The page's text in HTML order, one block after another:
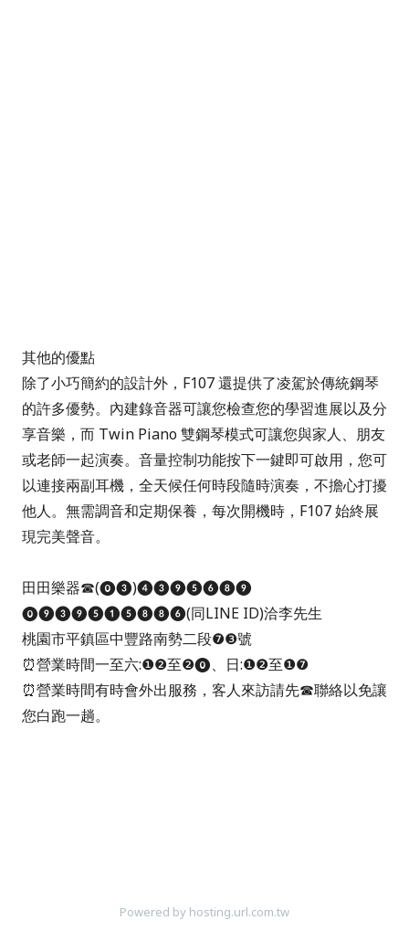
其他的優點
除了小巧簡約的設計外，F107 還提供了凌駕於傳統鋼琴
的許多優勢。內建錄音器可讓您檢查您的學習進展以及分
享音樂，而 Twin Piano 雙鋼琴模式可讓您與家人、朋友
或老師一起演奏。音量控制功能按下一鍵即可啟用，您可
以連接兩副耳機，全天候任何時段隨時演奏，不擔心打擾
他人。無需調音和定期保養，每次開機時，F107 始終展
現完美聲音。
田田樂器☎(⓿❸)❹❸❾❺❻❽❾ ​
⓿❾❸❾❺❶❺❽❽❻(同LINE ID)洽李先生
桃園市平鎮區中豐路南勢二段❼❸號
⏰營業時間一至六:❶❷至❷⓿、日:❶❷至❶❼
⏰營業時間有時會外出服務，客人來訪請先☎聯絡以免讓
您白跑一趟。
Powered by hosting.url.com.tw